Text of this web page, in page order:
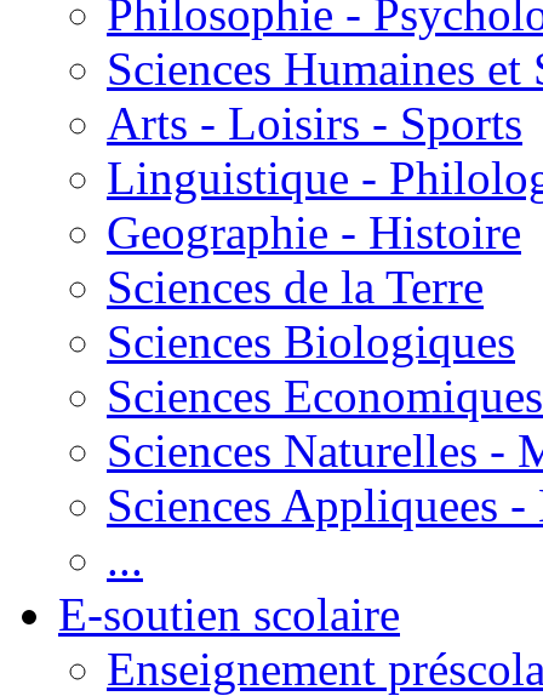
Philosophie -
Sciences Humaines et
Arts - Loisirs - Sports
Linguistique -
Geographie - Histoire
Sciences de la Terre
Sciences Biologiques
Sciences Economiques
Sciences Naturelles -
Sciences Appliquees
...
E-soutien scolaire